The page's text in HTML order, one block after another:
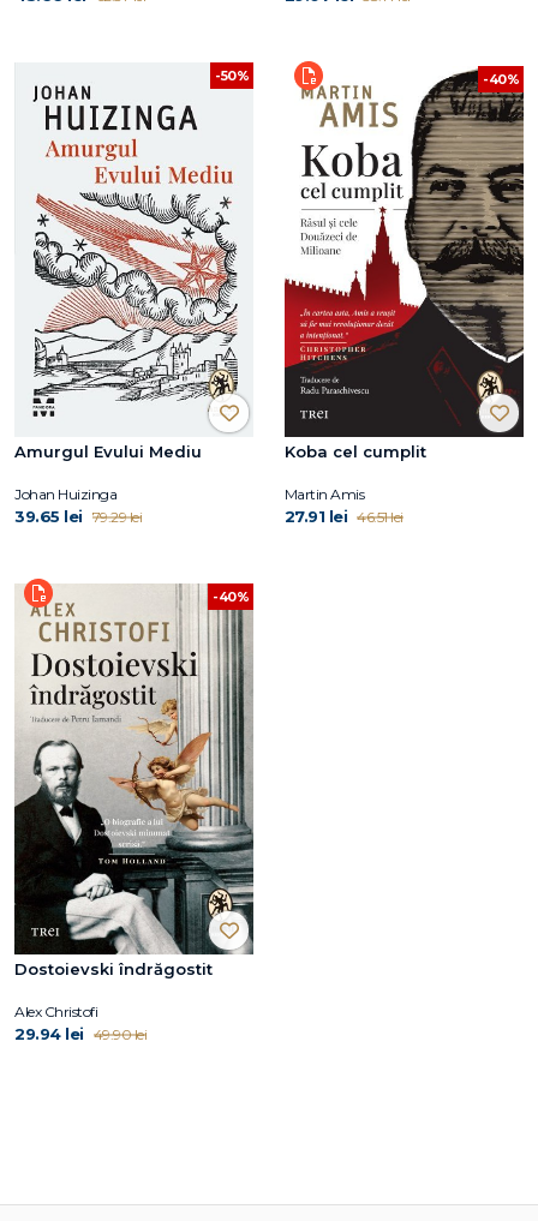
-50%
Amurgul Evului Mediu
Johan Huizinga
39.65 lei 79.29 lei
-40%
Koba cel cumplit
Martin Amis
27.91 lei 46.51 lei
-40%
Dostoievski îndrăgostit
Alex Christofi
29.94 lei 49.90 lei